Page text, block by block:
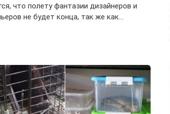
что полету фантазии дизайнеров и
не будет конца, так же как…